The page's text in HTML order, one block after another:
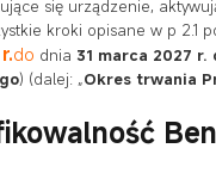
się urządzenie,
kroki opisane w p 2.1
r.do dnia 31 marca 2027 r.
) (dalej: „Okres trwania